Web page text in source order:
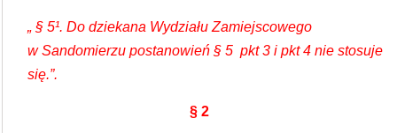
„ § 5¹. Do dziekana Wydziału Zamiejscowego
w Sandomierzu postanowień § 5 pkt 3 i pkt 4 nie stosuje
się.”.
§ 2